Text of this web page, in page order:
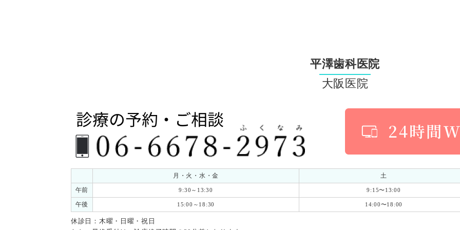
平澤歯科医院
大阪医院
月・火・水・金 土
午前
9:30～13:30 9:15〜13:00
午後 15:00～18:30 14:00〜18:00
休診日：木曜・日曜・祝日